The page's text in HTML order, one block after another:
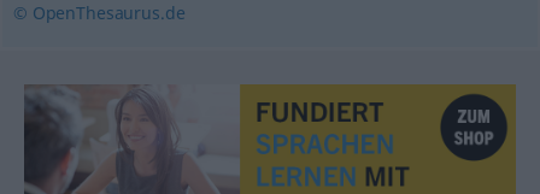
© OpenThesaurus.de